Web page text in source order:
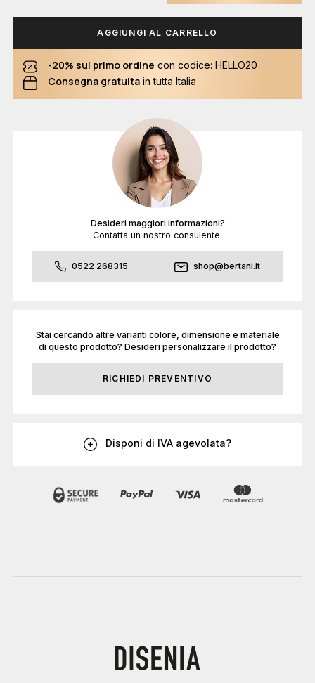
AGGIUNGI AL CARRELLO
-20% sul primo ordine con codice: HELLO20
Consegna gratuita in tutta Italia
Desideri maggiori informazioni?
Contatta un nostro consulente.
0522 268315 shop@bertani.it
Stai cercando altre varianti colore, dimensione e materiale
di questo prodotto? Desideri personalizzare il prodotto?
RICHIEDI PREVENTIVO
Disponi di IVA agevolata?